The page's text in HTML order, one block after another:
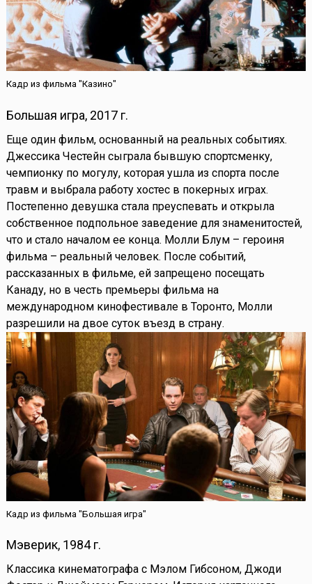
Кадр из фильма "Казино"
Большая игра, 2017 г.
Еще один фильм, основанный на реальных событиях.
Джессика Честейн сыграла бывшую спортсменку,
чемпионку по могулу, которая ушла из спорта после
травм и выбрала работу хостес в покерных играх.
Постепенно девушка стала преуспевать и открыла
собственное подпольное заведение для знаменитостей,
что и стало началом ее конца. Молли Блум – героиня
фильма – реальный человек. После событий,
рассказанных в фильме, ей запрещено посещать
Канаду, но в честь премьеры фильма на
международном кинофестивале в Торонто, Молли
разрешили на двое суток въезд в страну.
Кадр из фильма "Большая игра"
Мэверик, 1984 г.
Классика кинематографа с Мэлом Гибсоном, Джоди